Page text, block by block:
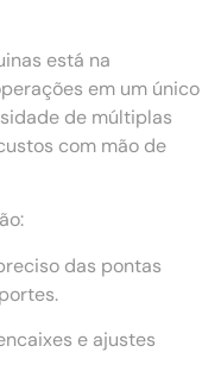
está na
em um único
de múltiplas
com mão de
das pontas
e ajustes